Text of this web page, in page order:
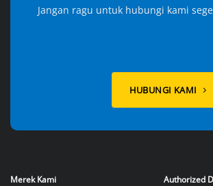
Jangan ragu untuk hubungi kami
HUBUNGI KAMI
Merek Kami Authorized